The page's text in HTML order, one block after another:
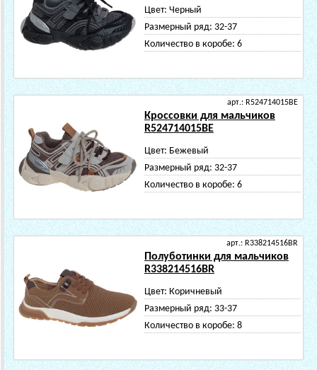
Цвет: Черный
Размерный ряд: 32-37
Количество в коробе: 6
арт.: R524714015BE
Кроссовки для мальчиков
R524714015BE
Цвет: Бежевый
Размерный ряд: 32-37
Количество в коробе: 6
арт.: R338214516BR
Полуботинки для мальчиков
R338214516BR
Цвет: Коричневый
Размерный ряд: 33-37
Количество в коробе: 8